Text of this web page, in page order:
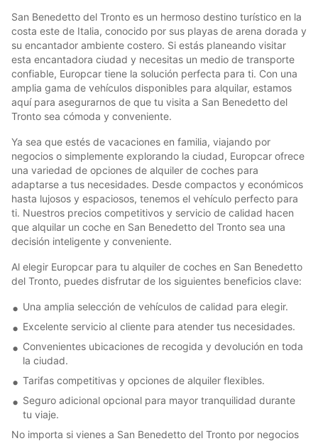
San Benedetto del Tronto es un hermoso destino turístico en la
costa este de Italia, conocido por sus playas de arena dorada y
su encantador ambiente costero. Si estás planeando visitar
esta encantadora ciudad y necesitas un medio de transporte
confiable, Europcar tiene la solución perfecta para ti. Con una
amplia gama de vehículos disponibles para alquilar, estamos
aquí para asegurarnos de que tu visita a San Benedetto del
Tronto sea cómoda y conveniente.
Ya sea que estés de vacaciones en familia, viajando por
negocios o simplemente explorando la ciudad, Europcar ofrece
una variedad de opciones de alquiler de coches para
adaptarse a tus necesidades. Desde compactos y económicos
hasta lujosos y espaciosos, tenemos el vehículo perfecto para
ti. Nuestros precios competitivos y servicio de calidad hacen
que alquilar un coche en San Benedetto del Tronto sea una
decisión inteligente y conveniente.
Al elegir Europcar para tu alquiler de coches en San Benedetto
del Tronto, puedes disfrutar de los siguientes beneficios clave:
Una amplia selección de vehículos de calidad para elegir.
Excelente servicio al cliente para atender tus necesidades.
Convenientes ubicaciones de recogida y devolución en toda
la ciudad.
Tarifas competitivas y opciones de alquiler flexibles.
Seguro adicional opcional para mayor tranquilidad durante
tu viaje.
No importa si vienes a San Benedetto del Tronto por negocios